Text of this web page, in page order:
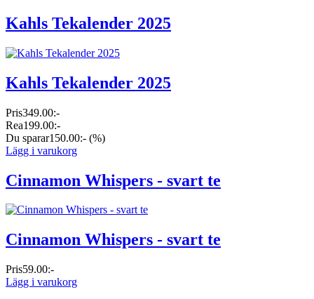
Kahls Tekalender 2025
Kahls Tekalender 2025
Pris349.00:-
Rea199.00:-
Du sparar150.00:- (%)
Lägg i varukorg
Cinnamon Whispers - svart te
Cinnamon Whispers - svart te
Pris59.00:-
Lägg i varukorg